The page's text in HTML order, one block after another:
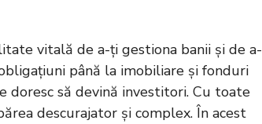
vitală de a-ți gestiona banii și de a-
până la imobiliare și fonduri
doresc să devină investitori. Cu toate
descurajator și complex. În acest